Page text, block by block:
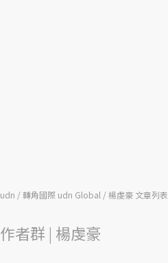
udn 轉角國際 udn Global 楊虔豪 文章列表
作者群 | 楊虔豪